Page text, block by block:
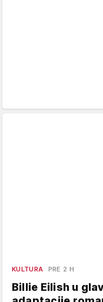
KULTURA PRE 2 H
Billie Eilish u